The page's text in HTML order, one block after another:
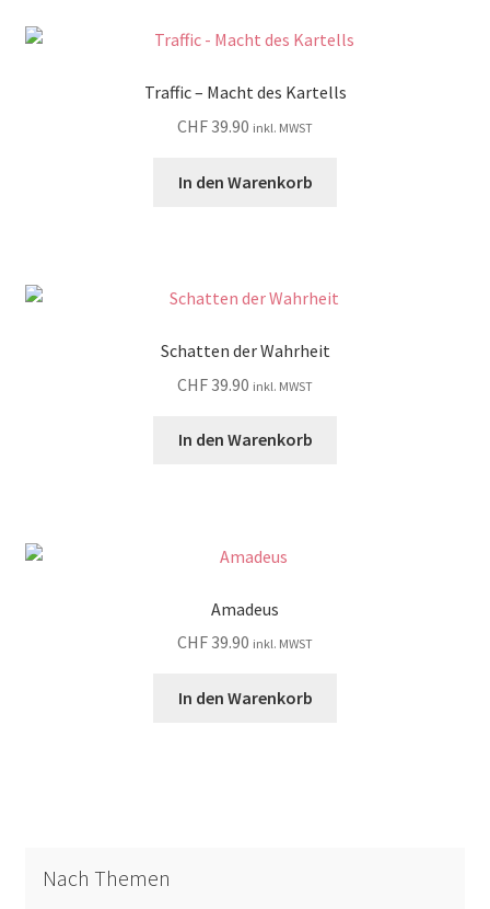
Traffic – Macht des Kartells
CHF39.90 inkl. MWST
In den Warenkorb
Schatten der Wahrheit
CHF39.90 inkl. MWST
In den Warenkorb
Amadeus
CHF39.90 inkl. MWST
In den Warenkorb
Nach Themen